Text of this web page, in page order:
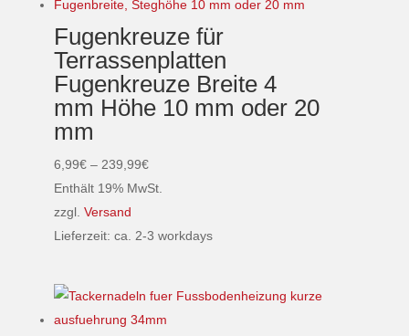
Produktseite
gewählt
werden
mehrere
Varianten
auf.
Die
Optionen
können
auf
der
Produktseite
gewählt
Fugenkreuze für
Terrassenplatten
Fugenkreuze Breite 4
mm Höhe 10 mm oder 20
mm
6,99€ – 239,99€Preisspanne:
6,99€
239,99€
Enthält 19% MwSt.
zzgl. Versand
Lieferzeit: ca. 2-3 workdays
Produkt